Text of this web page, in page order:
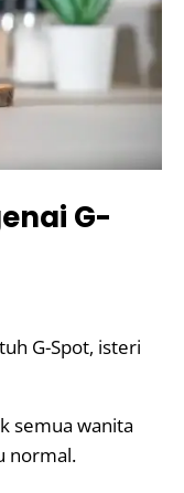
G-
G-Spot, isteri
semua wanita
normal.